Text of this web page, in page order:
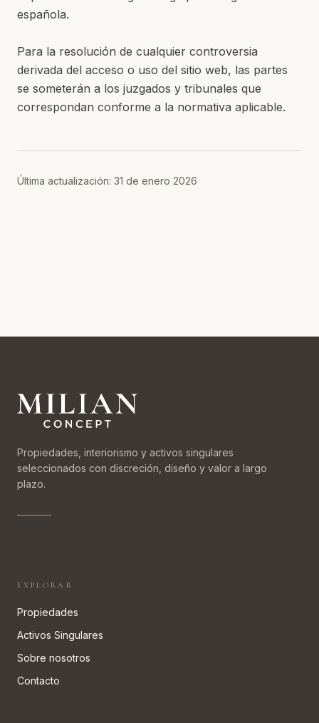
española.
Para la resolución de cualquier controversia
derivada del acceso o uso del sitio web, las partes
se someterán a los juzgados y tribunales que
correspondan conforme a la normativa aplicable.
Última actualización: 31 de enero 2026
Propiedades, interiorismo y activos singulares
seleccionados con discreción, diseño y valor a largo
plazo.
EXPLORAR
Propiedades
Activos Singulares
Sobre nosotros
Contacto